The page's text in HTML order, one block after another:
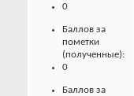
0
Баллов за
пометки
(полученные):
0
Баллов за